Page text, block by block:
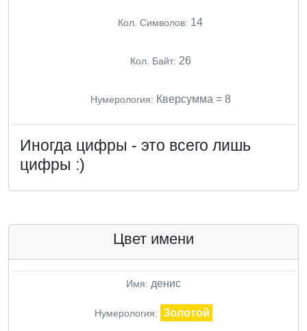
Кол. Символов: 14
Кол. Байт: 26
Нумерология: Кверсумма = 8
Иногда цифры - это всего лишь
цифры :)
Цвет имени
Имя: денис
Нумерология: Золотой